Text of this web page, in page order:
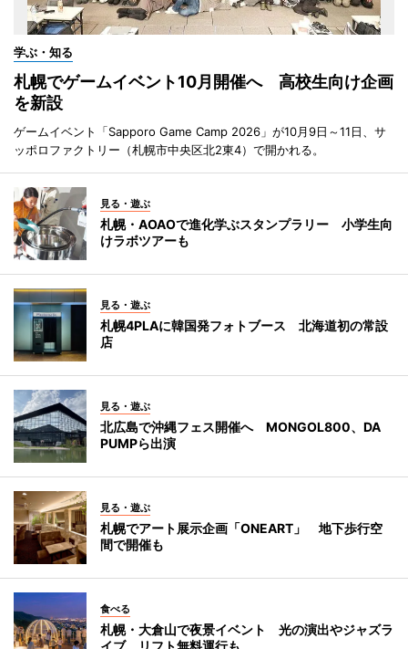
学ぶ・知る
札幌でゲームイベント10月開催へ 高校生向け企画
を新設
ゲームイベント「Sapporo Game Camp 2026」が10月9日～11日、サ
ッポロファクトリー（札幌市中央区北2東4）で開かれる。
見る・遊ぶ
札幌・AOAOで進化学ぶスタンプラリー 小学生向
けラボツアーも
見る・遊ぶ
札幌4PLAに韓国発フォトブース 北海道初の常設
店
見る・遊ぶ
北広島で沖縄フェス開催へ MONGOL800、DA
PUMPら出演
見る・遊ぶ
札幌でアート展示企画「ONEART」 地下歩行空
間で開催も
食べる
札幌・大倉山で夜景イベント 光の演出やジャズラ
イブ、リフト無料運行も